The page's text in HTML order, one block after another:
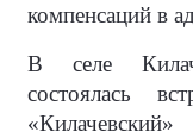
компенсаций в
В селе
состоялась
«Килачевский»